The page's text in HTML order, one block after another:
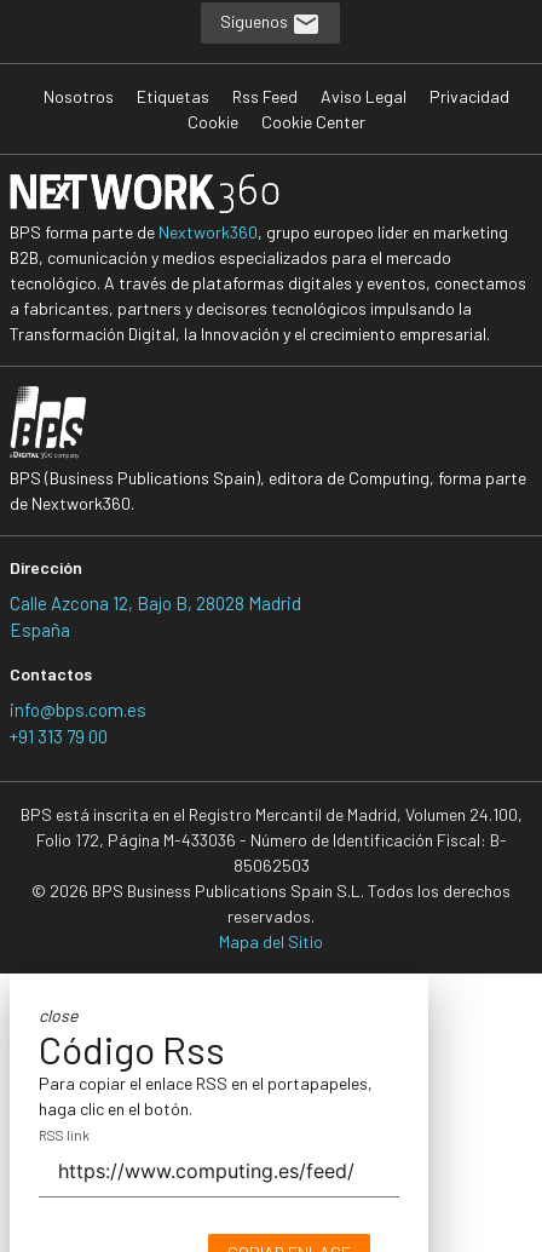
Síguenos
Nosotros Etiquetas Rss Feed Aviso Legal
Privacidad
Cookie
Cookie Center
BPS forma parte de Nextwork360, grupo europeo líder en marketing
B2B, comunicación y medios especializados para el mercado
tecnológico. A través de plataformas digitales y eventos, conectamos
a fabricantes, partners y decisores tecnológicos impulsando la
Transformación Digital, la Innovación y el crecimiento empresarial.
BPS (Business Publications Spain), editora de Computing, forma parte
de Nextwork360.
Dirección
Calle Azcona 12, Bajo B, 28028 Madrid
España
Contactos
info@bps.com.es
+91 313 79 00
BPS está inscrita en el Registro Mercantil de Madrid, Volumen 24.100,
Folio 172, Página M-433036 - Número de Identificación Fiscal: B-
85062503
© 2026 BPS Business Publications Spain S.L. Todos los derechos
reservados.
Mapa del Sitio
close
Código Rss
Para copiar el enlace RSS en el portapapeles,
haga clic en el botón.
RSS link